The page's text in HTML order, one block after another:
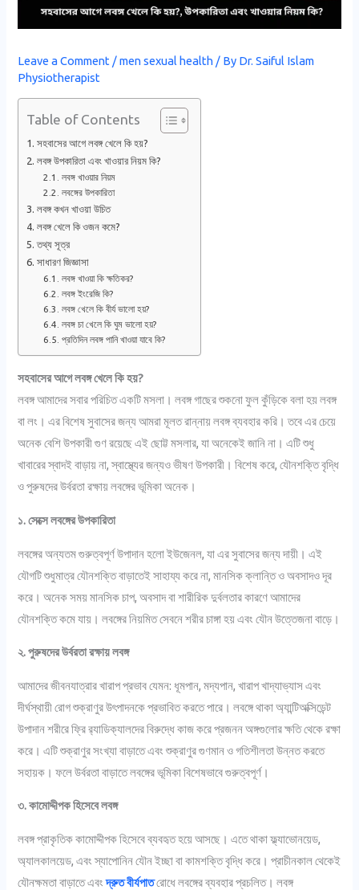
Leave a Comment /men sexual health / By Dr. Saiful Islam
Physiotherapist
Table of Contents
সহবাসের আগে লবঙ্গ খেলে কি হয়?
লবঙ্গ উপকারিতা এবং খাওয়ার নিয়ম কি?
লবঙ্গ খাওয়ার নিয়ম
লবঙ্গের উপকারিতা
লবঙ্গ কখন খাওয়া উচিত
লবঙ্গ খেলে কি ওজন কমে?
তথ্য সূত্র
সাধারণ জিজ্ঞাসা
লবঙ্গ খাওয়া কি ক্ষতিকর?
লবঙ্গ ইংরেজি কি?
লবঙ্গ খেলে কি বীর্য ভালো হয়?
লবঙ্গ চা খেলে কি ঘুম ভালো হয়?
প্রতিদিন লবঙ্গ পানি খাওয়া যাবে কি?
সহবাসের আগে লবঙ্গ খেলে কি হয়?
লবঙ্গ আমাদের সবার পরিচিত একটি মসলা। লবঙ্গ গাছের শুকনো ফুল কুঁড়িকে বলা হয় লবঙ্গ
বা লং। এর বিশেষ সুবাসের জন্য আমরা মূলত রান্নায় লবঙ্গ ব্যবহার করি। তবে এর চেয়ে
অনেক বেশি উপকারী গুণ রয়েছে এই ছোট্ট মসলার, যা অনেকেই জানি না। এটি শুধু
খাবারের স্বাদই বাড়ায় না, স্বাস্থ্যের জন্যও ভীষণ উপকারী। বিশেষ করে, যৌনশক্তি বৃদ্ধি
ও পুরুষদের উর্বরতা রক্ষায় লবঙ্গের ভূমিকা অনেক।
১. সেক্সে লবঙ্গের উপকারিতা
লবঙ্গের অন্যতম গুরুত্বপূর্ণ উপাদান হলো ইউজেনল, যা এর সুবাসের জন্য দায়ী। এই
যৌগটি শুধুমাত্র যৌনশক্তি বাড়াতেই সাহায্য করে না, মানসিক ক্লান্তি ও অবসাদও দূর
করে। অনেক সময় মানসিক চাপ, অবসাদ বা শারীরিক দুর্বলতার কারণে আমাদের
যৌনশক্তি কমে যায়। লবঙ্গের নিয়মিত সেবনে শরীর চাঙ্গা হয় এবং যৌন উত্তেজনা বাড়ে।
২. পুরুষদের উর্বরতা রক্ষায় লবঙ্গ
আমাদের জীবনযাত্রার খারাপ প্রভাব যেমন: ধূমপান, মদ্যপান, খারাপ খাদ্যাভ্যাস এবং
দীর্ঘস্থায়ী রোগ শুক্রাণুর উৎপাদনকে প্রভাবিত করতে পারে। লবঙ্গে থাকা অ্যান্টিঅক্সিডেন্ট
উপাদান শরীরে ফ্রি র‍্যাডিক্যালদের বিরুদ্ধে কাজ করে প্রজনন অঙ্গগুলোর ক্ষতি থেকে রক্ষা
করে। এটি শুক্রাণুর সংখ্যা বাড়াতে এবং শুক্রাণুর গুণমান ও গতিশীলতা উন্নত করতে
সহায়ক। ফলে উর্বরতা বাড়াতে লবঙ্গের ভূমিকা বিশেষভাবে গুরুত্বপূর্ণ।
৩. কামোদ্দীপক হিসেবে লবঙ্গ
লবঙ্গ প্রাকৃতিক কামোদ্দীপক হিসেবে ব্যবহৃত হয়ে আসছে। এতে থাকা ফ্ল্যাভোনয়েড,
অ্যালকালয়েড, এবং স্যাপোনিন যৌন ইচ্ছা বা কামশক্তি বৃদ্ধি করে। প্রাচীনকাল থেকেই
যৌনক্ষমতা বাড়াতে এবংদ্রুত বীর্যপাতরোধে লবঙ্গের ব্যবহার প্রচলিত। লবঙ্গ